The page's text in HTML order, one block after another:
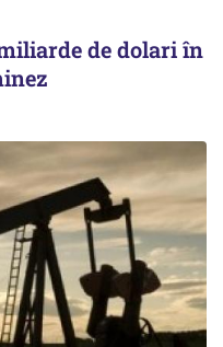
de dolari în